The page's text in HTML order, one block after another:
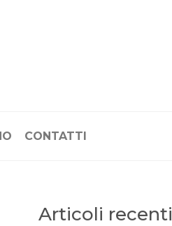
CONTATTI
Articoli recenti